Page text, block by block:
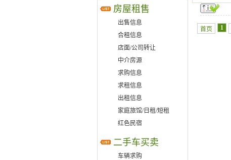
房屋租售
出售信息
合租信息
店面/公司转让
中介房源
求购信息
求租信息
出租信息
家庭旅馆/日租/短租
红色民宿
二手车买卖
车辆求购
首页 1